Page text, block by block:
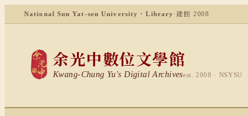
National Sun Yat-sen University · Library ·建館 2008
余光中數位文學館
Kwang-Chung Yu's Digital Archivesest. 2008 · NSYSU